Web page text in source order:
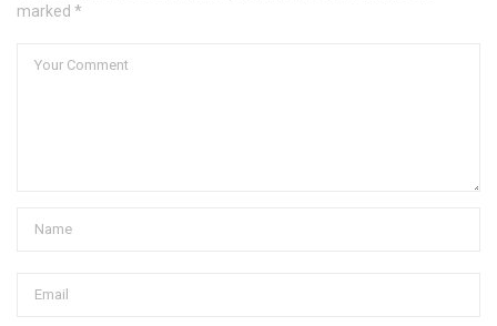
marked *